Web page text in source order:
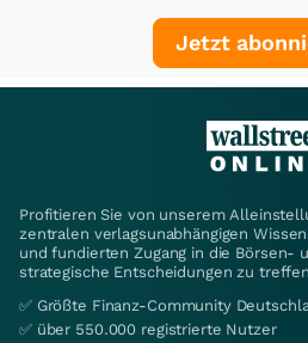
Jetzt
Profitieren Sie von unserem
zentralen verlagsunabhängigen
und fundierten Zugang in die Börsen-
strategische Entscheidungen zu
✅ Größte Finanz-Community
✅ über 550.000 registrierte Nutzer